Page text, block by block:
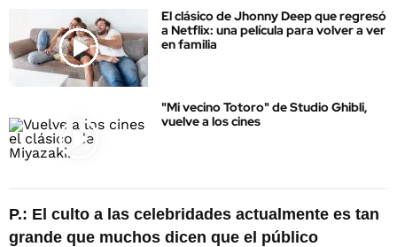
El clásico de Jhonny Deep que regresó
a Netflix: una película para volver a ver
en familia
"Mi vecino Totoro" de Studio Ghibli,
vuelve a los cines
P.: El culto a las celebridades actualmente es tan
grande que muchos dicen que el público